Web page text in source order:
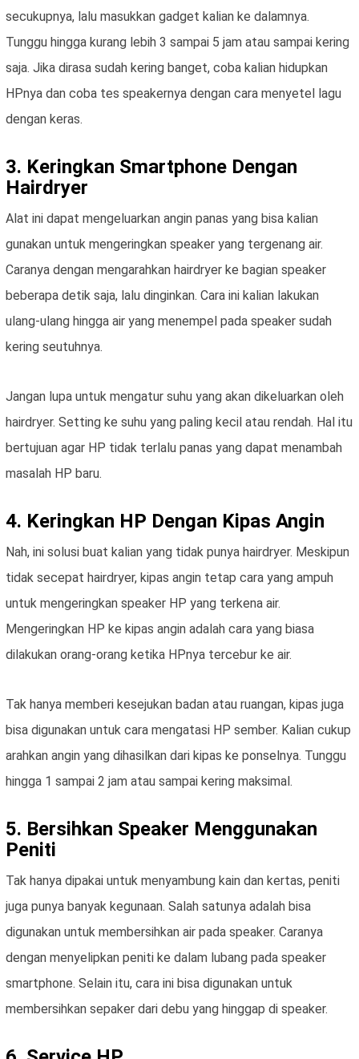
secukupnya, lalu masukkan gadget kalian ke dalamnya.
Tunggu hingga kurang lebih 3 sampai 5 jam atau sampai kering
saja. Jika dirasa sudah kering banget, coba kalian hidupkan
HPnya dan coba tes speakernya dengan cara menyetel lagu
dengan keras.
3. Keringkan Smartphone Dengan
Hairdryer
Alat ini dapat mengeluarkan angin panas yang bisa kalian
gunakan untuk mengeringkan speaker yang tergenang air.
Caranya dengan mengarahkan hairdryer ke bagian speaker
beberapa detik saja, lalu dinginkan. Cara ini kalian lakukan
ulang-ulang hingga air yang menempel pada speaker sudah
kering seutuhnya.
Jangan lupa untuk mengatur suhu yang akan dikeluarkan oleh
hairdryer. Setting ke suhu yang paling kecil atau rendah. Hal itu
bertujuan agar HP tidak terlalu panas yang dapat menambah
masalah HP baru.
4. Keringkan HP Dengan Kipas Angin
Nah, ini solusi buat kalian yang tidak punya hairdryer. Meskipun
tidak secepat hairdryer, kipas angin tetap cara yang ampuh
untuk mengeringkan speaker HP yang terkena air.
Mengeringkan HP ke kipas angin adalah cara yang biasa
dilakukan orang-orang ketika HPnya tercebur ke air.
Tak hanya memberi kesejukan badan atau ruangan, kipas juga
bisa digunakan untuk cara mengatasi HP sember. Kalian cukup
arahkan angin yang dihasilkan dari kipas ke ponselnya. Tunggu
hingga 1 sampai 2 jam atau sampai kering maksimal.
5. Bersihkan Speaker Menggunakan
Peniti
Tak hanya dipakai untuk menyambung kain dan kertas, peniti
juga punya banyak kegunaan. Salah satunya adalah bisa
digunakan untuk membersihkan air pada speaker. Caranya
dengan menyelipkan peniti ke dalam lubang pada speaker
smartphone. Selain itu, cara ini bisa digunakan untuk
membersihkan sepaker dari debu yang hinggap di speaker.